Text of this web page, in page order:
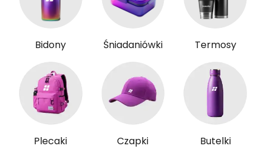
Bidony Śniadaniówki Termosy
Plecaki Czapki Butelki